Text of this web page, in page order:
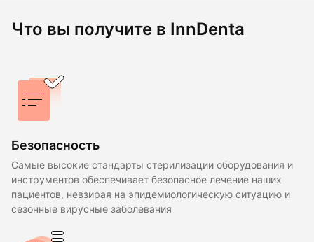
Что вы получите в InnDenta
Безопасность
Самые высокие стандарты стерилизации оборудования и
инструментов обеспечивает безопасное лечение наших
пациентов, невзирая на эпидемиологическую ситуацию и
сезонные вирусные заболевания